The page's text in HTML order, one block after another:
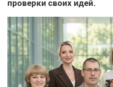
проверки своих идей.